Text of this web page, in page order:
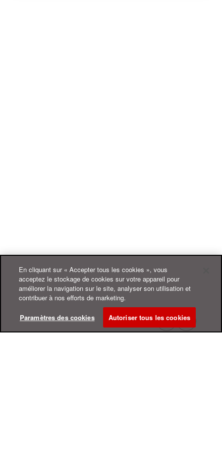
En cliquant sur « Accepter tous les cookies », vous
acceptez le stockage de cookies sur votre appareil pour
améliorer la navigation sur le site, analyser son utilisation et
contribuer à nos efforts de marketing.
Paramètres des cookies Autoriser tous les cookies